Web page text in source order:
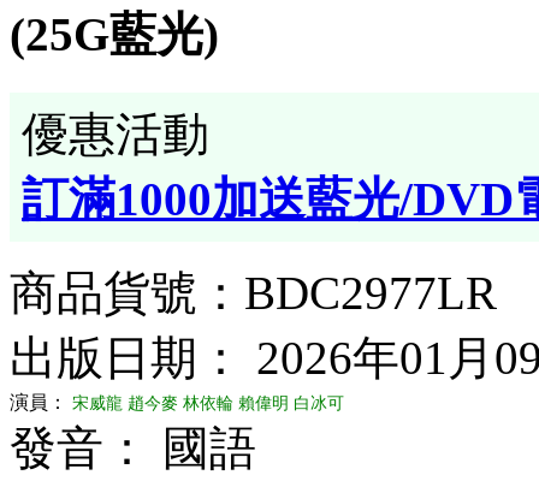
(25G藍光)
優惠活動
訂滿1000加送藍光/DVD
商品貨號：BDC2977LR
出版日期： 2026年01月
演員： 宋威龍 趙今麥 林依輪 賴偉明 白冰可
發音： 國語